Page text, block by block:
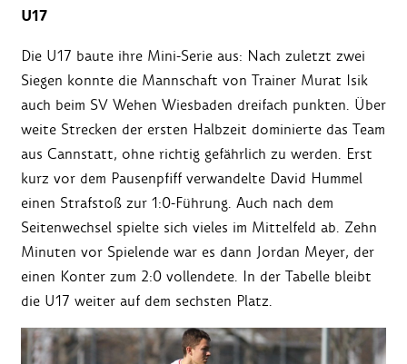
U17
Die U17 baute ihre Mini-Serie aus: Nach zuletzt zwei
Siegen konnte die Mannschaft von Trainer Murat Isik
auch beim SV Wehen Wiesbaden dreifach punkten. Über
weite Strecken der ersten Halbzeit dominierte das Team
aus Cannstatt, ohne richtig gefährlich zu werden. Erst
kurz vor dem Pausenpfiff verwandelte David Hummel
einen Strafstoß zur 1:0-Führung. Auch nach dem
Seitenwechsel spielte sich vieles im Mittelfeld ab. Zehn
Minuten vor Spielende war es dann Jordan Meyer, der
einen Konter zum 2:0 vollendete. In der Tabelle bleibt
die U17 weiter auf dem sechsten Platz.